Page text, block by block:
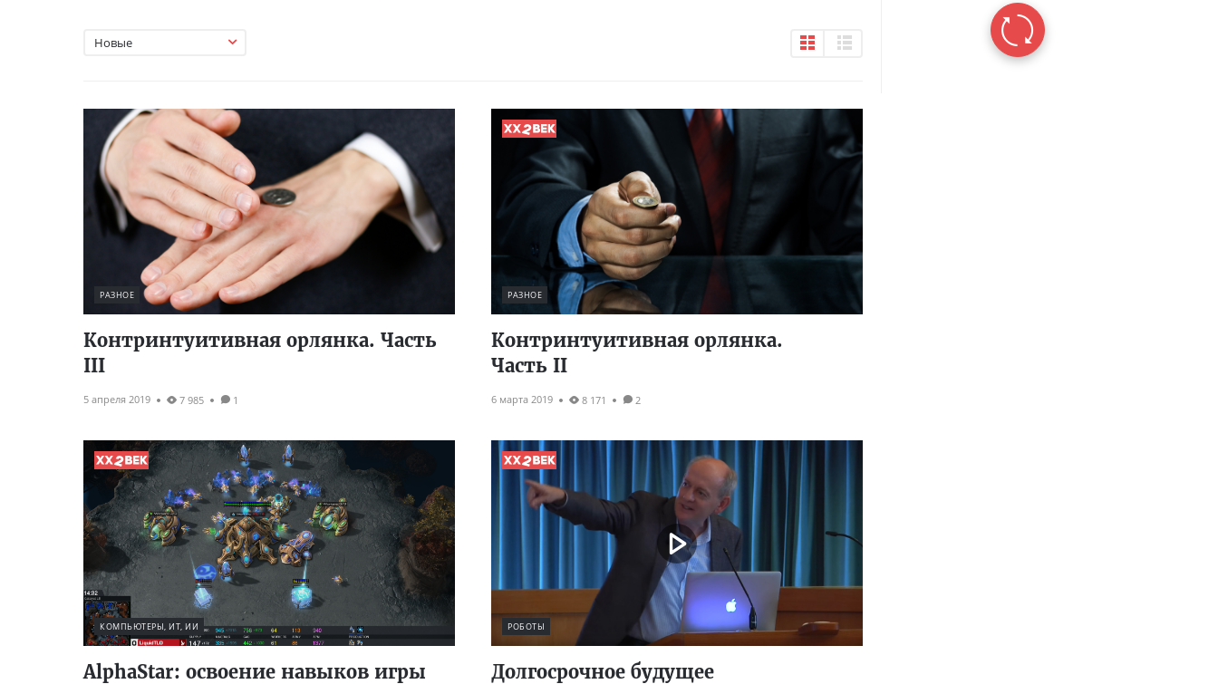
Новые
РАЗНОЕ
Контринтуитивная орлянка. Часть
III
5 апреля 2019 7 985 1
РАЗНОЕ
Контринтуитивная орлянка.
Часть II
6 марта 2019 8 171 2
КОМПЬЮТЕРЫ, ИТ, ИИ
AlphaStar: освоение навыков игры
РОБОТЫ
Долгосрочное будущее